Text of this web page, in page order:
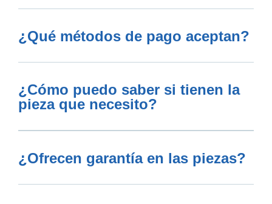
¿Qué métodos de pago aceptan?
¿Cómo puedo saber si tienen la
pieza que necesito?
¿Ofrecen garantía en las piezas?